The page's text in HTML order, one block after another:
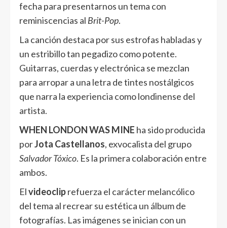
fecha para presentarnos un tema con
reminiscencias al Brit-Pop.
La canción destaca por sus estrofas habladas y
un estribillo tan pegadizo como potente.
Guitarras, cuerdas y electrónica se mezclan
para arropar a una letra de tintes nostálgicos
que narra la experiencia como londinense del
artista.
WHEN LONDON WAS MINE ha sido producida
porJota Castellanos, exvocalista del grupo
Salvador Tóxico. Es la primera colaboración entre
ambos.
Elvideocliprefuerza el carácter melancólico
del tema al recrear su estética un álbum de
fotografías. Las imágenes se inician con un